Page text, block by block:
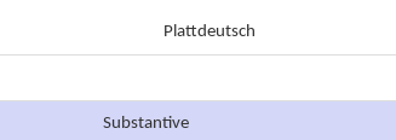
Plattdeutsch
Substantive